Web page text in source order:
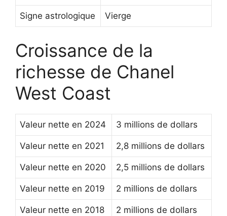
Signe astrologique Vierge
Croissance de la
richesse de Chanel
West Coast
Valeur nette en 2024 3 millions de dollars
Valeur nette en 2021 2,8 millions de dollars
Valeur nette en 2020 2,5 millions de dollars
Valeur nette en 2019 2 millions de dollars
Valeur nette en 2018 2 millions de dollars